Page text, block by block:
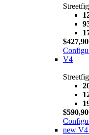
V4
new V4